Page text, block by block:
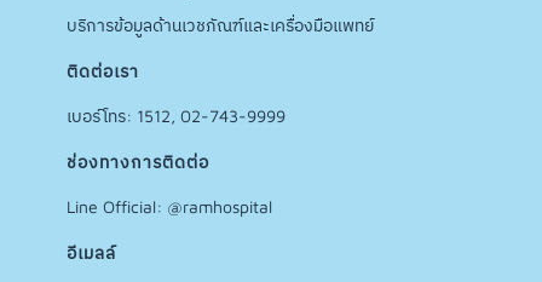
บริการข้อมูลด้านเวชภัณฑ์และเครื่องมือแพทย์
ติดต่อเรา
เบอร์โทร: 1512, 02-743-9999
ช่องทางการติดต่อ
Line Official: @ramhospital
อีเมลล์